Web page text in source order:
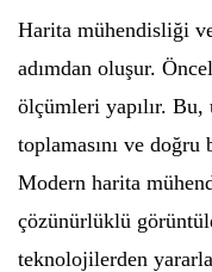
Harita mühendisliği
adımdan oluşur.
ölçümleri yapılır.
toplamasını ve
Modern harita
çözünürlüklü
teknolojilerden